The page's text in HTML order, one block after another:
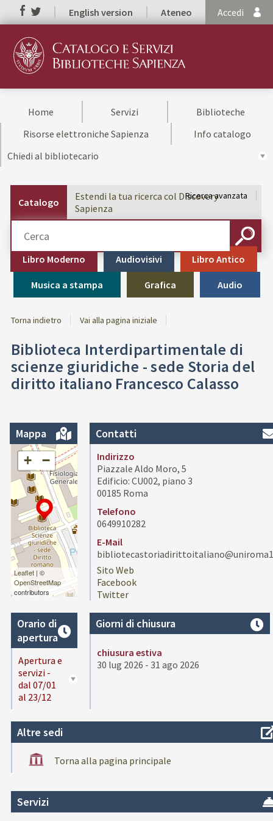
English version Ateneo Accedi
Home Servizi
Biblioteche
Risorse elettroniche Sapienza
Info catalogo
Chiedi al bibliotecario
Catalogo
Estendi la tua ricerca col Discovery
Sapienza
Libro Moderno Audiovisivi Libro Antico
Musica a stampa Grafica Audio
Ricerca avanzata
CERCA
Torna indietro Vai alla pagina iniziale
Biblioteca Interdipartimentale di
scienze giuridiche - sede Storia del
diritto italiano Francesco Calasso
Mappa
+ −
Leaflet| ©
OpenStreetMap
contributors
Contatti
Indirizzo
Piazzale Aldo Moro, 5
Edificio: CU002, piano 3
00185 Roma
Telefono
0649910282
E-Mail
Sito Web
Facebook
Twitter
Orario di
apertura
Apertura e
servizi -
dal 07/01
al 23/12
Giorni di chiusura
chiusura estiva
30 lug 2026 - 31 ago 2026
Altre sedi
Torna alla pagina principale
Servizi